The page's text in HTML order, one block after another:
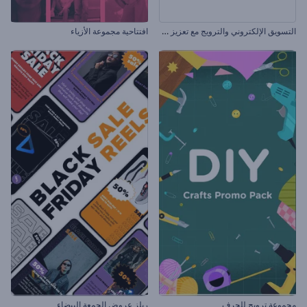
ا
لتسويق الإلكتروني والترويج مع تعزيز محرك البحث افتتاحية مجموعة الأزياء
مجموعة ترويج للحرف ريلز عروض الجمعة البيضاء